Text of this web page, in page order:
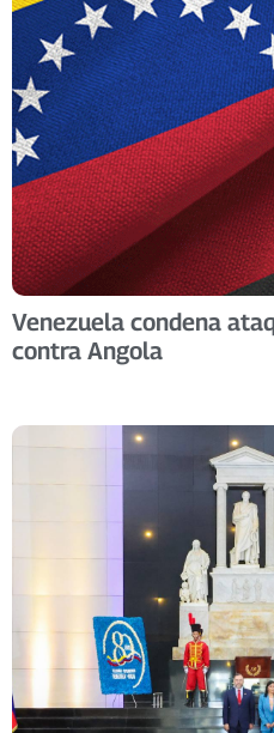
Venezuela condena
contra Angola